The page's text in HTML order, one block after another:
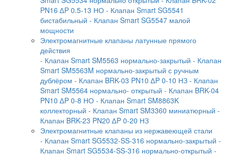
PN16 ∆P 0.5-13 НО - Клапан Smart SG5541
бистабильный - Клапан Smart SG5547 малой
мощности
Электромагнитные клапаны латунные прямого
действия
- Клапан Smart SM5563 нормально-закрытый - Клапан
Smart SM5563M нормально-закрытый с ручным
дублёром - Клапан BRK-03 PN10 ∆P 0-10 НЗ - Клапан
Smart SM5564 нормально- открытый - Клапан BRK-04
PN10 ∆P 0-8 НО - Клапан Smart SM8863K
коллекторный - Клапан Smart SM3360 миниатюрный -
Клапан BRK-23 PN20 ∆P 0-20 НЗ
Электромагнитные клапаны из нержавеющей стали
- Клапан Smart SG5532-SS-316 нормально-закрытый -
Клапан Smart SG5534-SS-316 нормально-открытый -